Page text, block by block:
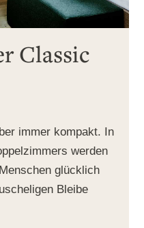
Classic
immer kompakt. In
werden
glücklich
Bleibe